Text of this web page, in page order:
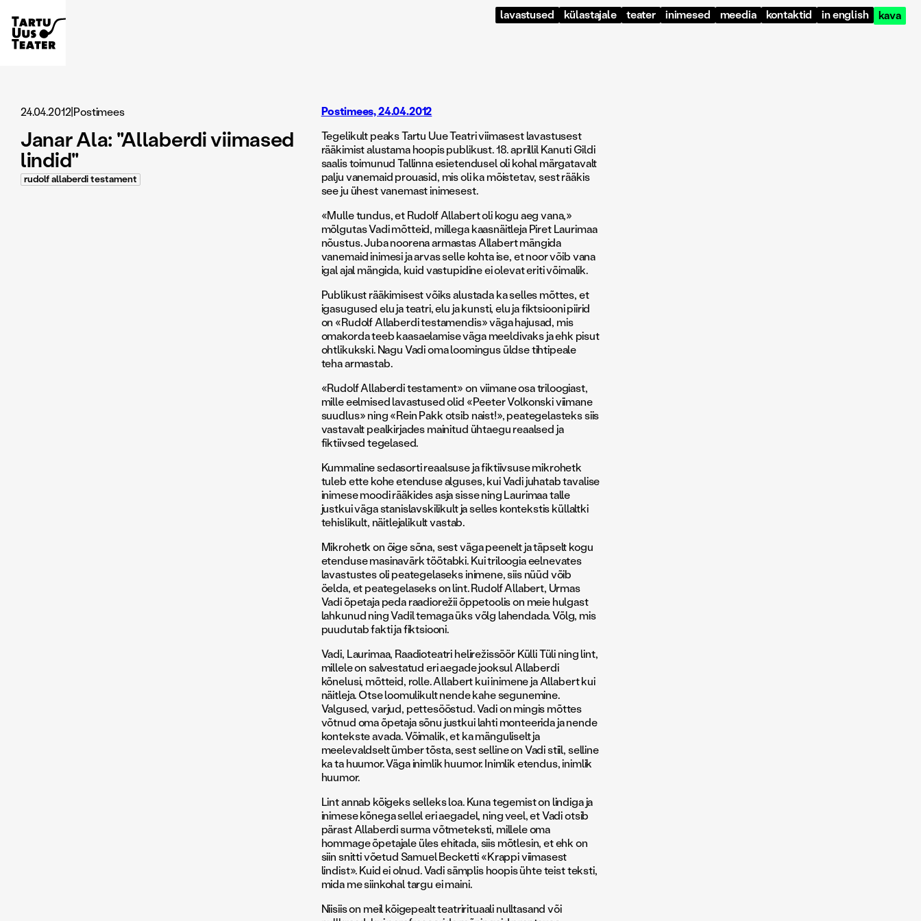
lavastused külastajale teater inimesed meedia kontaktid in english kava
24.04.2012|Postimees
Janar Ala: "Allaberdi viimased
lindid"
rudolf allaberdi testament
Postimees, 24.04.2012
Tegelikult peaks Tartu Uue Teatri viimasest lavastusest
rääkimist alustama hoopis publikust. 18. aprillil Kanuti Gildi
saalis toimunud Tallinna esietendusel oli kohal märgatavalt
palju vanemaid prouasid, mis oli ka mõistetav, sest rääkis
see ju ühest vanemast inimesest.
«Mulle tundus, et Rudolf Allabert oli kogu aeg vana,»
mõlgutas Vadi mõtteid, millega kaasnäitleja Piret Laurimaa
nõustus. Juba noorena armastas Allabert mängida
vanemaid inimesi ja arvas selle kohta ise, et noor võib vana
igal ajal mängida, kuid vastupidine ei olevat eriti võimalik.
Publikust rääkimisest võiks alustada ka selles mõttes, et
igasugused elu ja teatri, elu ja kunsti, elu ja fiktsiooni piirid
on «Rudolf Allaberdi testamendis» väga hajusad, mis
omakorda teeb kaasaelamise väga meeldivaks ja ehk pisut
ohtlikukski. Nagu Vadi oma loomingus üldse tihtipeale
teha armastab.
«Rudolf Allaberdi testament» on viimane osa triloogiast,
mille eelmised lavastused olid «Peeter Volkonski viimane
suudlus» ning «Rein Pakk otsib naist!», peategelasteks siis
vastavalt pealkirjades mainitud ühtaegu reaalsed ja
fiktiivsed tegelased.
Kummaline sedasorti reaalsuse ja fiktiivsuse mikrohetk
tuleb ette kohe etenduse alguses, kui Vadi juhatab tavalise
inimese moodi rääkides asja sisse ning Laurimaa talle
justkui väga stanislavskilikult ja selles kontekstis küllaltki
tehislikult, näitlejalikult vastab.
Mikrohetk on õige sõna, sest väga peenelt ja täpselt kogu
etenduse masinavärk töötabki. Kui triloogia eelnevates
lavastustes oli peategelaseks inimene, siis nüüd võib
öelda, et peategelaseks on lint. Rudolf Allabert, Urmas
Vadi õpetaja peda raadiorežii õppetoolis on meie hulgast
lahkunud ning Vadil temaga üks võlg lahendada. Võlg, mis
puudutab fakti ja fiktsiooni.
Vadi, Laurimaa, Raadioteatri helirežissöör Külli Tüli ning lint,
millele on salvestatud eri aegade jooksul Allaberdi
kõnelusi, mõtteid, rolle. Allabert kui inimene ja Allabert kui
näitleja. Otse loomulikult nende kahe segunemine.
Valgused, varjud, pettesööstud. Vadi on mingis mõttes
võtnud oma õpetaja sõnu justkui lahti monteerida ja nende
kontekste avada. Võimalik, et ka mänguliselt ja
meelevaldselt ümber tõsta, sest selline on Vadi stiil, selline
ka ta huumor. Väga inimlik huumor. Inimlik etendus, inimlik
huumor.
Lint annab kõigeks selleks loa. Kuna tegemist on lindiga ja
inimese kõnega sellel eri aegadel, ning veel, et Vadi otsib
pärast Allaberdi surma võtmeteksti, millele oma
hommage õpetajale üles ehitada, siis mõtlesin, et ehk on
siin snitti võetud Samuel Becketti «Krappi viimasest
lindist». Kuid ei olnud. Vadi sämplis hoopis ühte teist teksti,
mida me siinkohal targu ei maini.
Niisiis on meil kõigepealt teatrirituaali nulltasand või